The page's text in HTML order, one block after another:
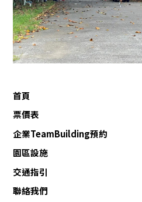
首頁
票價表
企業TeamBuilding預約
園區設施
交通指引
聯絡我們